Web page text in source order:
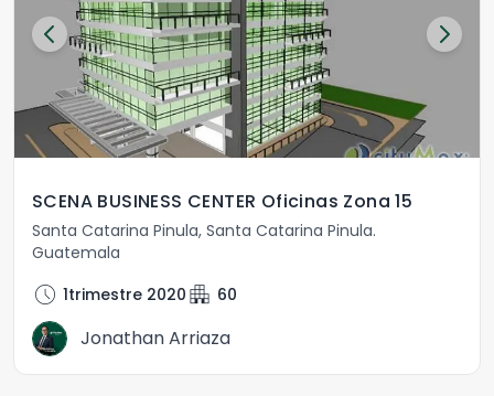
SCENA BUSINESS CENTER Oficinas Zona 15
Santa Catarina Pinula, Santa Catarina Pinula.
Guatemala
schedule 1trimestre 2020 apartment 60
Jonathan Arriaza